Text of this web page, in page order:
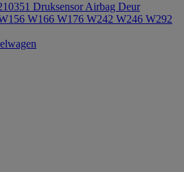
Druksensor Airbag Deur
W166 W176 W242 W246 W292